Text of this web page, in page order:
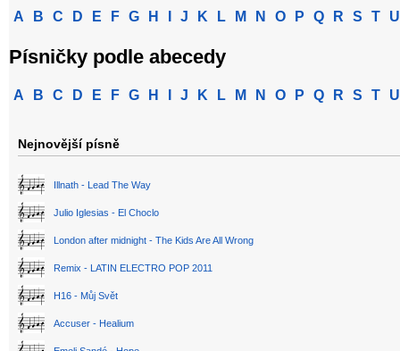
A B C D E F G H J K L M N O P Q R S T U
Písničky podle abecedy
A B C D E F G H J K L M N O P Q R S T U
Nejnovější písně
Illnath - Lead The Way
Julio Iglesias - El Choclo
London after midnight - The Kids Are All Wrong
Remix - LATIN ELECTRO POP 2011
H16 - Můj Svět
Accuser - Healium